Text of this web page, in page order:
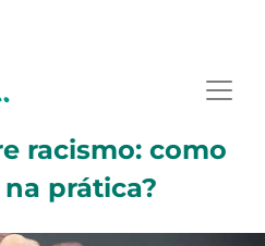
racismo: como
prática?